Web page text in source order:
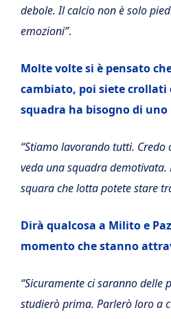
debole. Il calcio non è solo
emozioni”.
Molte volte si è pensato
cambiato, poi siete crollati
squadra ha bisogno di uno
“Stiamo lavorando tutti. Credo
veda una squadra demotivata.
squara che lotta potete stare
Dirà qualcosa a Milito e
momento che stanno
“Sicuramente ci saranno delle
studierò prima. Parlerò loro a